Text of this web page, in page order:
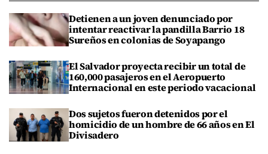
Detienen a un joven denunciado por
intentar reactivar la pandilla Barrio 18
Sureños en colonias de Soyapango
El Salvador proyecta recibir un total de
160,000 pasajeros en el Aeropuerto
Internacional en este periodo vacacional
Dos sujetos fueron detenidos por el
homicidio de un hombre de 66 años en El
Divisadero